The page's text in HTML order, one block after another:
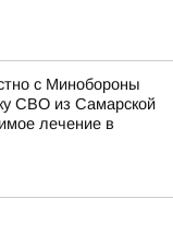
с Минобороны
СВО из Самарской
лечение в